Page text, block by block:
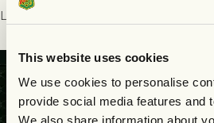
This website uses cookies
We use cookies to personalise
provide social media features and
We also share information about
Holmberg och ledarstaben har tagit
matchen:
Läs mer